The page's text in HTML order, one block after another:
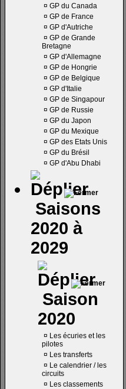
¤ GP du Canada
¤ GP de France
¤ GP d'Autriche
¤ GP de Grande
Bretagne
¤ GP d'Allemagne
¤ GP de Hongrie
¤ GP de Belgique
¤ GP d'Italie
¤ GP de Singapour
¤ GP de Russie
¤ GP du Japon
¤ GP du Mexique
¤ GP des Etats Unis
¤ GP du Brésil
¤ GP d'Abu Dhabi
Saisons
2020 à
2029
Saison
2020
¤ Les écuries et les
pilotes
¤ Les transferts
¤ Le calendrier / les
circuits
¤ Les classements